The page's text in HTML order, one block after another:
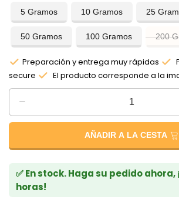
5 Gramos 10 Gramos 25
50 Gramos 100 Gramos 200
Preparación y entrega muy rápidas
secure
El producto corresponde a la
AÑADIR A LA CESTA
✅ En stock. Haga su pedido ahora,
horas!